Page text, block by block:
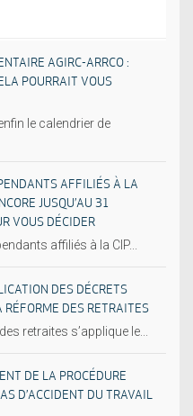
AGIRC-ARRCO :
POURRAIT VOUS
le calendrier de
AFFILIÉS À LA
JUSQU’AU 31
VOUS DÉCIDER
affiliés à la CIP...
DES DÉCRETS
RÉFORME DES RETRAITES
retraites s’applique le...
DE LA PROCÉDURE
D’ACCIDENT DU TRAVAIL